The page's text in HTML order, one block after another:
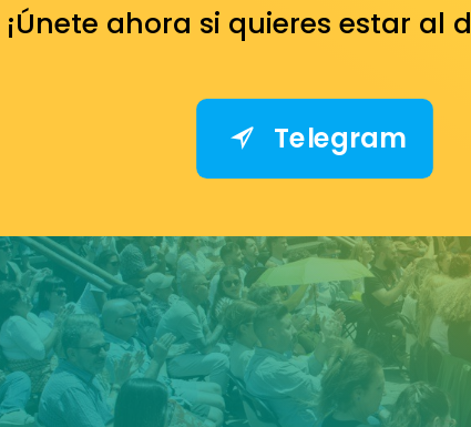
¡Únete ahora si quieres estar
Telegram